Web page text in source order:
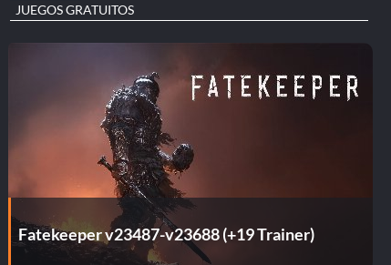
JUEGOS GRATUITOS
Fatekeeper v23487-v23688 (+19 Trainer)